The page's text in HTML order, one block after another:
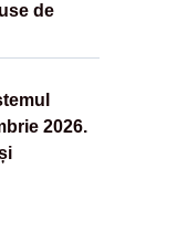
de
2026.